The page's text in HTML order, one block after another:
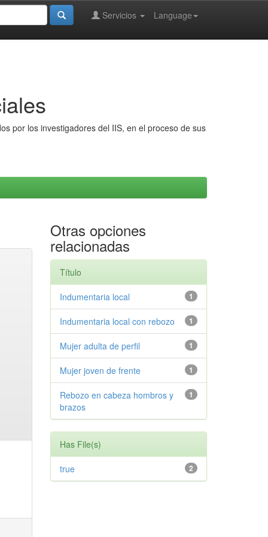
Language
Servicios
por los investigadores del IIS, en el proceso de sus
Otras opciones
relacionadas
Título
1
Indumentaria local
1
Indumentaria local con rebozo
1
Mujer adulta de perfil
1
Mujer joven de frente
1
Rebozo en cabeza hombros y
brazos
Has File(s)
2
true